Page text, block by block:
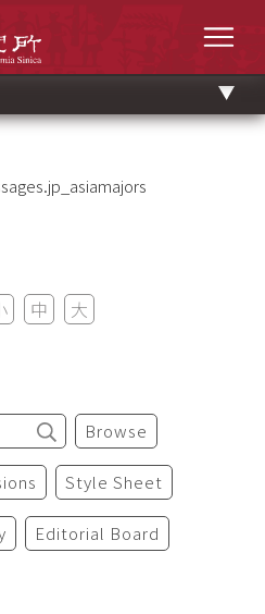
中 大
Browse
Style Sheet
Editorial Board